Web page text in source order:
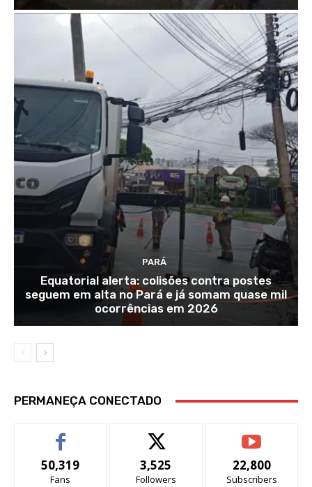
PARÁ
Equatorial alerta: colisões contra postes
seguem em alta no Pará e já somam quase mil
ocorrências em 2026
PERMANEÇA CONECTADO
50,319
Fans
3,525
Followers
22,800
Subscribers